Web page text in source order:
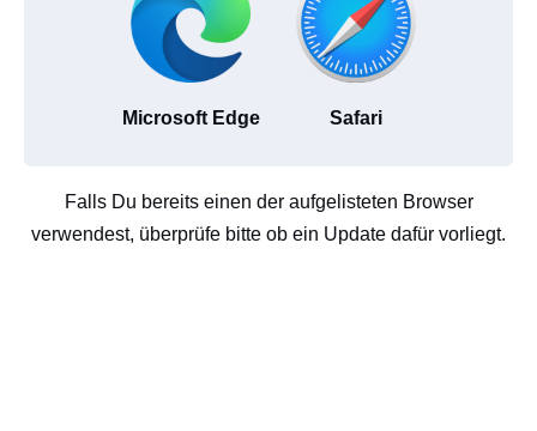
Microsoft Edge Safari
Falls Du bereits einen der aufgelisteten Browser
verwendest, überprüfe bitte ob ein Update dafür vorliegt.